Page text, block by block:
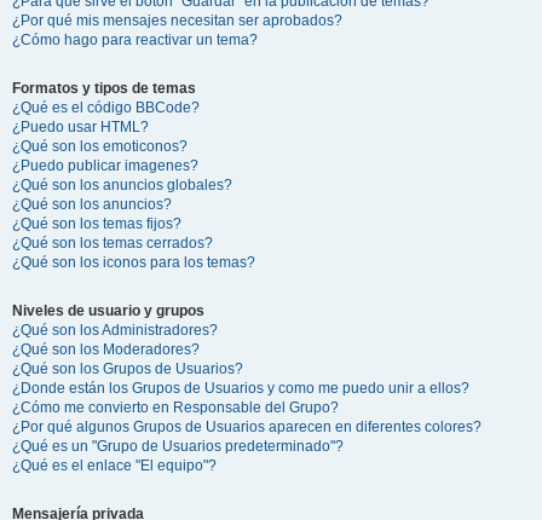
¿Por qué mis mensajes necesitan ser aprobados?
¿Cómo hago para reactivar un tema?
Formatos y tipos de temas
¿Qué es el código BBCode?
¿Puedo usar HTML?
¿Qué son los emoticonos?
¿Puedo publicar imagenes?
¿Qué son los anuncios globales?
¿Qué son los anuncios?
¿Qué son los temas fijos?
¿Qué son los temas cerrados?
¿Qué son los iconos para los temas?
Niveles de usuario y grupos
¿Qué son los Administradores?
¿Qué son los Moderadores?
¿Qué son los Grupos de Usuarios?
¿Donde están los Grupos de Usuarios y como me puedo unir a ellos?
¿Cómo me convierto en Responsable del Grupo?
¿Por qué algunos Grupos de Usuarios aparecen en diferentes colores?
¿Qué es un "Grupo de Usuarios predeterminado"?
¿Qué es el enlace "El equipo"?
Mensajería privada